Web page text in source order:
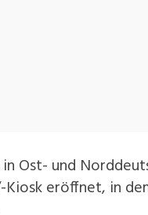
Ost- und
eröffnet, in